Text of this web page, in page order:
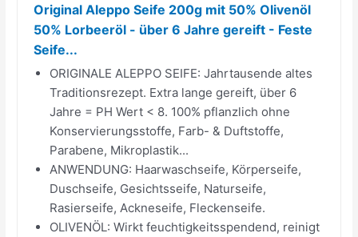
Original Aleppo Seife 200g mit 50% Olivenöl
50% Lorbeeröl - über 6 Jahre gereift - Feste
Seife...
ORIGINALE ALEPPO SEIFE: Jahrtausende altes
Traditionsrezept. Extra lange gereift, über 6
Jahre = PH Wert < 8. 100% pflanzlich ohne
Konservierungsstoffe, Farb- & Duftstoffe,
Parabene, Mikroplastik...
ANWENDUNG: Haarwaschseife, Körperseife,
Duschseife, Gesichtsseife, Naturseife,
Rasierseife, Ackneseife, Fleckenseife.
OLIVENÖL: Wirkt feuchtigkeitsspendend, reinigt